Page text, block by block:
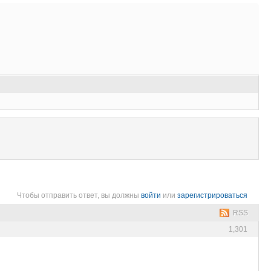
Чтобы отправить ответ, вы должны войти или зарегистрироваться
RSS
1,301